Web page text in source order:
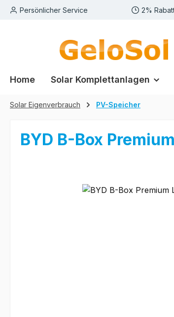
Hauptinhalt springen
Zur Suche springen
Zur Hauptnavigation springen
Persönlicher Service 2%
Home Solar Komplettanlagen
Solar Eigenverbrauch PV-Speicher
BYD B-Box
Bildergalerie überspringen